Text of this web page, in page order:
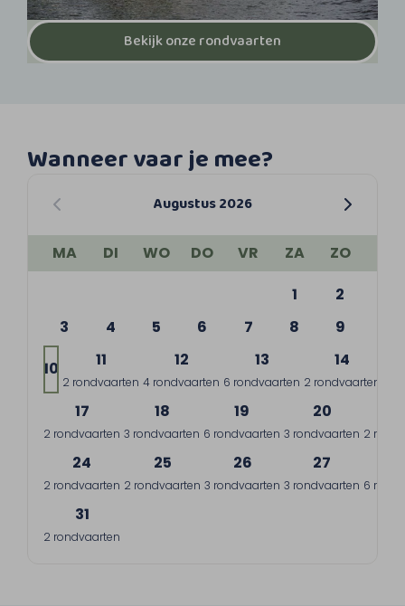
Bekijk onze rondvaarten
Wanneer vaar je mee?
Augustus 2026
MA DI WO DO VR ZA
ZO
1
2
3
4 5 6 7 8 9
10 11
2 rondvaarten
12
4 rondvaarten
13
6 rondvaarten
14
2 rondvaarten
17
2 rondvaarten
18
3 rondvaarten
19
6 rondvaarten
20
3 rondvaarten 2
24
2 rondvaarten
25
2 rondvaarten
26
3 rondvaarten
27
3 rondvaarten 6
31
2 rondvaarten